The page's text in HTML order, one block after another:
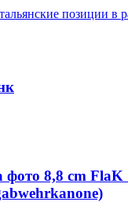
фото 8,8 cm FlaK